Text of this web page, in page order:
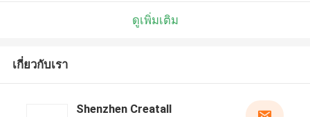
ดูเพิ่มเติม
เกี่ยวกับเรา
Shenzhen Creatall